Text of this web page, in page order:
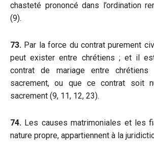
chasteté prononcé dans l’ordination
(9).
73. Par la force du contrat purement
peut exister entre chrétiens ; et il
contrat de mariage entre
sacrement, ou que ce contrat soit
sacrement (9, 11, 12, 23).
74. Les causes matrimoniales et les
nature propre, appartiennent à la